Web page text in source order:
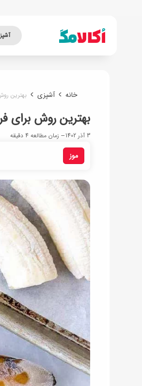
خانه آشپزی بهترین
موز
بهترین روش برای
3 آذر 1402 زمان مطالعه 4 دقیقه